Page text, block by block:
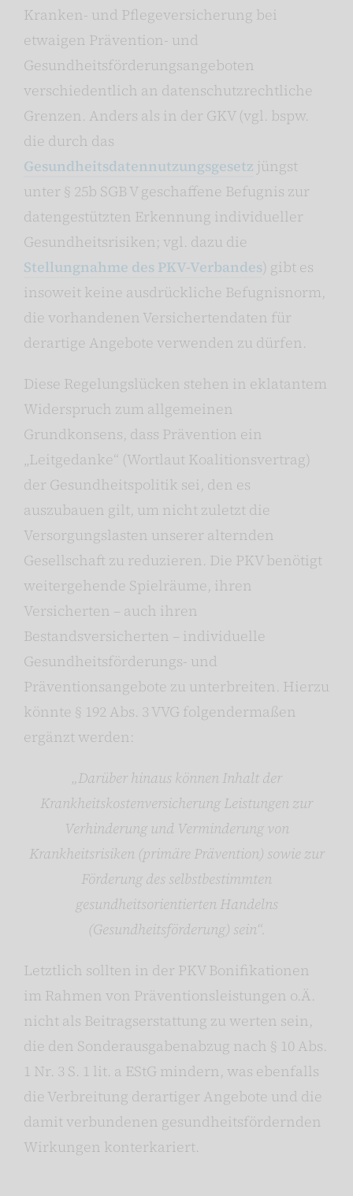
Kranken- und Pflegeversicherung bei
etwaigen Prävention- und
Gesundheitsförderungsangeboten
verschiedentlich an datenschutzrechtliche
Grenzen. Anders als in der GKV (vgl. bspw.
die durch das
Gesundheitsdatennutzungsgesetz jüngst
unter § 25b SGB V geschaffene Befugnis zur
datengestützten Erkennung individueller
Gesundheitsrisiken; vgl. dazu die
Stellungnahme des PKV-Verbandes) gibt es
insoweit keine ausdrückliche Befugnisnorm,
die vorhandenen Versichertendaten für
derartige Angebote verwenden zu dürfen.
Diese Regelungslücken stehen in eklatantem
Widerspruch zum allgemeinen
Grundkonsens, dass Prävention ein
„Leitgedanke“ (Wortlaut Koalitionsvertrag)
der Gesundheitspolitik sei, den es
auszubauen gilt, um nicht zuletzt die
Versorgungslasten unserer alternden
Gesellschaft zu reduzieren. Die PKV benötigt
weitergehende Spielräume, ihren
Versicherten – auch ihren
Bestandsversicherten – individuelle
Gesundheitsförderungs- und
Präventionsangebote zu unterbreiten. Hierzu
könnte § 192 Abs. 3 VVG folgendermaßen
ergänzt werden:
„Darüber hinaus können Inhalt der
Krankheitskostenversicherung Leistungen zur
Verhinderung und Verminderung von
Krankheitsrisiken (primäre Prävention) sowie zur
Förderung des selbstbestimmten
gesundheitsorientierten Handelns
(Gesundheitsförderung) sein“.
Letztlich sollten in der PKV Bonifikationen
im Rahmen von Präventionsleistungen o.Ä.
nicht als Beitragserstattung zu werten sein,
die den Sonderausgabenabzug nach § 10 Abs.
1 Nr. 3 S. 1 lit. a EStG mindern, was ebenfalls
die Verbreitung derartiger Angebote und die
damit verbundenen gesundheitsfördernden
Wirkungen konterkariert.